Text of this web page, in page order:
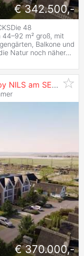
€ 342.500,-
48
m² groß, mit
Balkone und
Natur noch näher...
SEE (provisionsfrei)
€ 370.000,-